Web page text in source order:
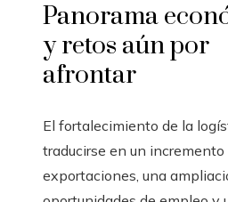
Panorama
y retos aún por
afrontar
El fortalecimiento de la
traducirse en un incremento
exportaciones, una